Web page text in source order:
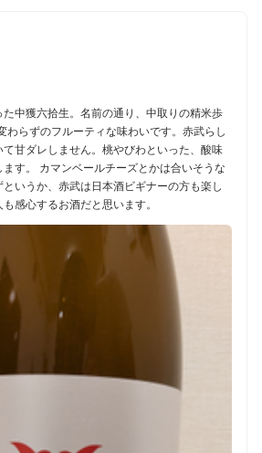
中獲六拾生。名前の通り、中取りの精米歩
わらずのフルーティな味わいです。赤武らし
て甘ダレしません。桃やびわといった、酸味
す。 カマンベールチーズとかは合いそうな
いうか、赤武は日本酒ビギナーの方も楽し
感心するお酒だと思います。